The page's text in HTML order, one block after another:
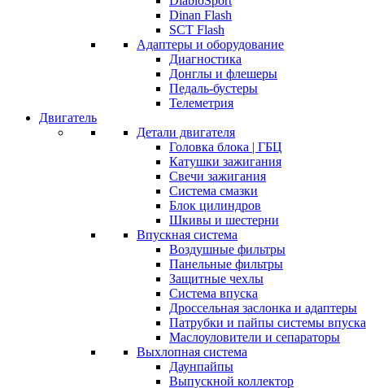
Dinan Flash
SCT Flash
Адаптеры и оборудование
Диагностика
Донглы и флешеры
Педаль-бустеры
Телеметрия
Двигатель
Детали двигателя
Головка блока | ГБЦ
Катушки зажигания
Свечи зажигания
Система смазки
Блок цилиндров
Шкивы и шестерни
Впускная система
Воздушные фильтры
Панельные фильтры
Защитные чехлы
Система впуска
Дроссельная заслонка и адаптеры
Патрубки и пайпы системы впуска
Маслоуловители и сепараторы
Выхлопная система
Даунпайпы
Выпускной коллектор